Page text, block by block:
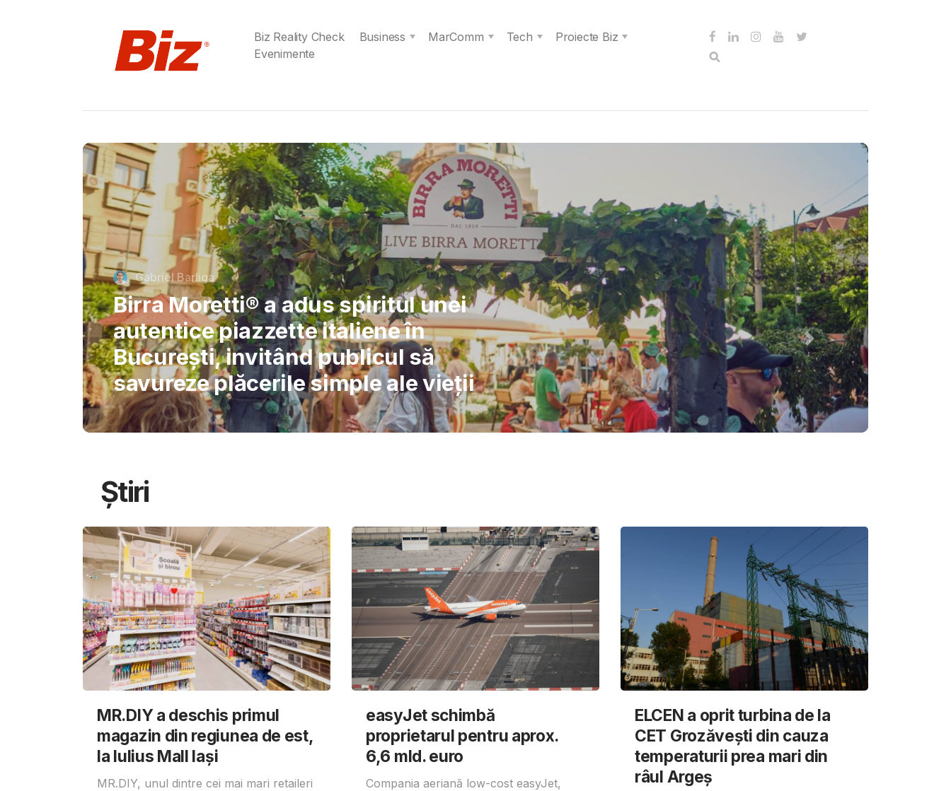
Biz Reality Check Business MarComm Tech
Proiecte Biz
Evenimente
Cristi Dorombach
Richard Joannides, Verita
International School: Școlile nu pot
permite AI-ului să înlocuiască
gândirea elevilor
Știri
MR.DIY a deschis primul
magazin din regiunea de est,
la Iulius Mall Iași
MR.DIY, unul dintre cei mai mari retaileri
easyJet schimbă
proprietarul pentru aprox.
6,6 mld. euro
Compania aeriană low-cost easyJet,
ELCEN a oprit turbina de la
CET Grozăvești din cauza
temperaturii prea mari din
râul Argeș